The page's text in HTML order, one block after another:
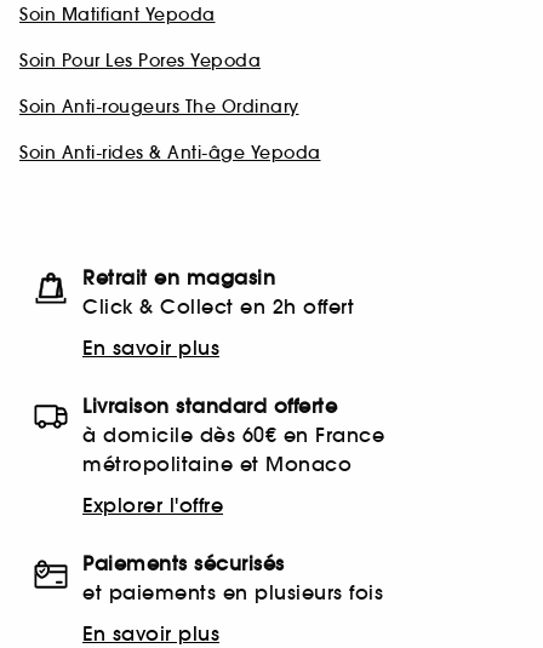
Soin Matifiant Yepoda
Soin Pour Les Pores Yepoda
Soin Anti-rougeurs The Ordinary
Soin Anti-rides & Anti-âge Yepoda
Retrait en magasin
Click & Collect en 2h offert
En savoir plus
Livraison standard offerte
à domicile dès 60€ en France
métropolitaine et Monaco
Explorer l'offre
Paiements sécurisés
et paiements en plusieurs fois
En savoir plus